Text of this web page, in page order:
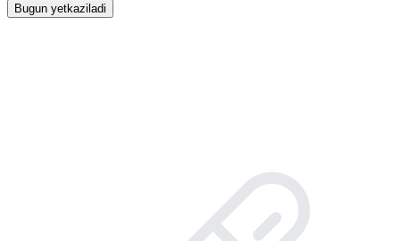
Bugun yetkaziladi